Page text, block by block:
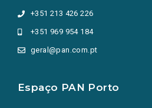
+351 213 426 226
+351 969 954 184
geral@pan.com.pt
Espaço PAN Porto